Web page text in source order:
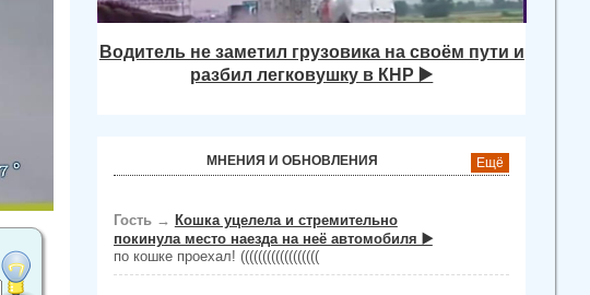
Водитель не заметил грузовика на своём пути и
разбил легковушку в КНР ▶️
МНЕНИЯ И ОБНОВЛЕНИЯ Ещё
Гость → Кошка уцелела и стремительно
покинула место наезда на неё автомобиля ▶️
по кошке проехал! ((((((((((((((((((